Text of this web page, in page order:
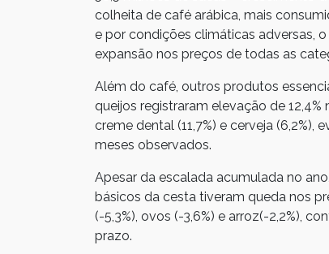
colheita de café arábica, mais
e por condições climáticas adversas,
expansão nos preços de todas as
Além do café, outros produtos
queijos registraram elevação de 12,4%
creme dental (11,7%) e cerveja (6,2%),
meses observados.
Apesar da escalada acumulada no
básicos da cesta tiveram queda nos
(-5,3%), ovos (-3,6%) e arroz(-2,2%),
prazo.